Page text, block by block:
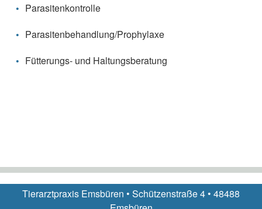
Parasitenkontrolle
Parasitenbehandlung/Prophylaxe
Fütterungs- und Haltungsberatung
Tierarztpraxis Emsbüren • Schützenstraße 4 • 48488